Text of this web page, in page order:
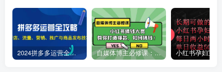
2024拼多多运营全攻略：开店、流量、营销、推广与商品发布技巧（无水印） 自媒体博主必修课：小红书搞钱大赏，教你打造爆款，如何搞钱（11节课）